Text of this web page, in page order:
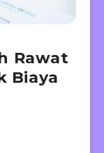
Rawat
Biaya